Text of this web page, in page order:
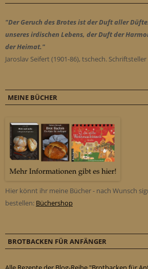
"Der Geruch des Brotes ist der Duft aller
unseres irdischen Lebens, der Duft der
der Heimat."
Jaroslav Seifert (1901-86), tschech. Schriftsteller
MEINE BÜCHER
Hier könnt ihr meine Bücher - nach Wunsch
bestellen: Büchershop
BROTBACKEN FÜR ANFÄNGER